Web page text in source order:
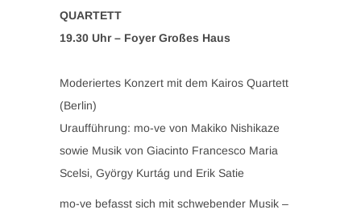
QUARTETT
19.30 Uhr – Foyer Großes Haus
Moderiertes Konzert mit dem Kairos Quartett
(Berlin)
Uraufführung: mo-ve von Makiko Nishikaze
sowie Musik von Giacinto Francesco Maria
Scelsi, György Kurtág und Erik Satie
mo-ve befasst sich mit schwebender Musik –